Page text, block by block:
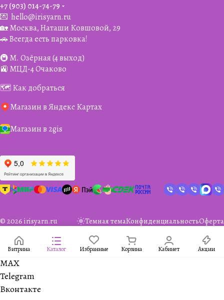
+7 (903) 014-74-79‬
💌 hello@irisyarn.ru
🏡 Москва, Наташи Ковшовой, 29
🚗 Всегда есть парковка!
🚇 М. Озёрная (4 выход)
🚉 МЦД-4 Очаково
🗺️ Как добраться
Магазин в Яндекс Картах
Магазин в 2gis
© 2026 irisyarn.ru Темная темаКонфиденциальностьОферта
Витрина Каталог Избранные Корзина Кабинет Акции
MAX
Telegram
Вконтакте